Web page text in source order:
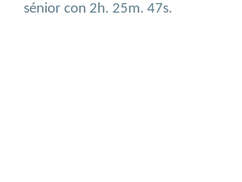
sénior con 2h. 25m. 47s.